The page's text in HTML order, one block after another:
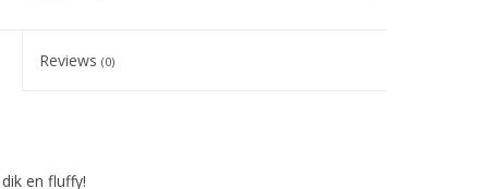
Reviews(0)
en fluffy!